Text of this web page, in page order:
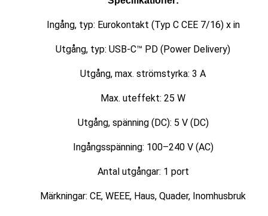
Ingång, typ: Eurokontakt (Typ C CEE 7/16) x in
Utgång, typ: USB-C™ PD (Power Delivery)
Utgång, max. strömstyrka: 3 A
Max. uteffekt: 25 W
Utgång, spänning (DC): 5 V (DC)
Ingångsspänning: 100–240 V (AC)
Antal utgångar: 1 port
Märkningar: CE, WEEE, Haus, Quader, Inomhusbruk